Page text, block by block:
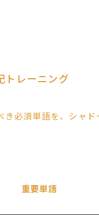
トレーニング
き必須単語を、シャ
重要単語